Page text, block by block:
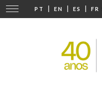
PT | EN | ES | FR
Modifier
la